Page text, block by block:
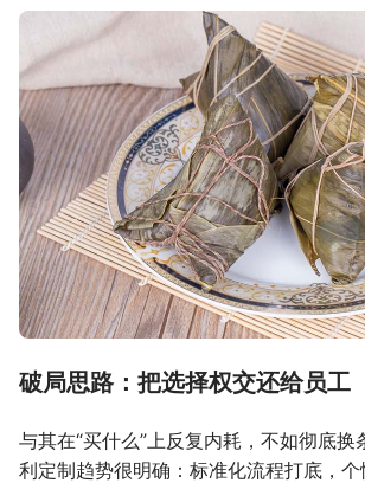
破局思路：把选择权交还给员工
与其在“买什么”上反复内耗，不如彻底换
利定制趋势很明确：标准化流程打底，